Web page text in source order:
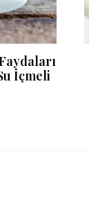
İçmeli